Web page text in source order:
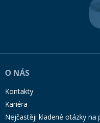
O NÁS
Kontakty
Kariéra
Nejčastěji kladené otázky na